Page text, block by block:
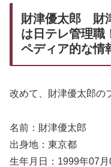
財津優太郎 財
は日テレ管理職
ペディア的な情
改めて、財津優太郎の
名前：財津優太郎
出身地：東京都
生年月日：1999年07月